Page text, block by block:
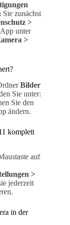
Sie zunächst
>
unter
>
Bilder
Sie unter:
Sie den
ändern.
komplett
auf
>
jederzeit
in der